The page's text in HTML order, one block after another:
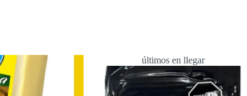
últimos en llegar